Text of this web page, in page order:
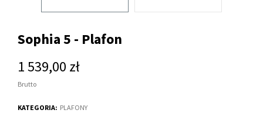
Sophia 5 - Plafon
1 539,00 zł
Brutto
KATEGORIA: PLAFONY